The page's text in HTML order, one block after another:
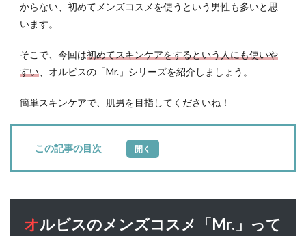
からない、初めてメンズコスメを使うという男性も多いと思
います。
そこで、今回は初めてスキンケアをするという人にも使いや
すい 、オルビスの「Mr.」シリーズを紹介しましょう。
簡単スキンケアで、肌男を目指してくださいね！
目次
メ
オルビスのメンズコスメ「Mr.」って